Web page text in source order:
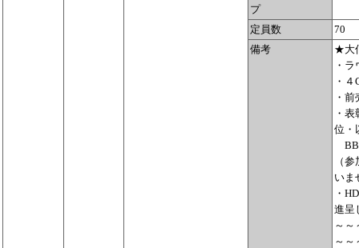
プ
定員数
70
備考
★大
・
・
・
・
位・
BB
（
いま
・
進呈
～～
～～